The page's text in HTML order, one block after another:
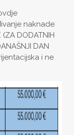
naknade
DODATNIH
DAN
i ne